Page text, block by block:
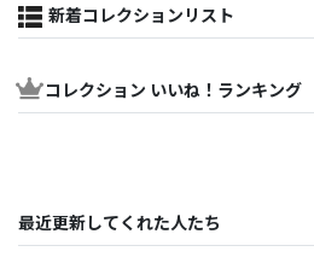
新着コレクションリスト
コレクション いいね！ランキング
最近更新してくれた人たち